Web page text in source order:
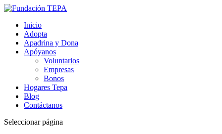
Inicio
Adopta
Apadrina y Dona
Apóyanos
Voluntarios
Empresas
Bonos
Hogares Tepa
Blog
Contáctanos
Seleccionar página